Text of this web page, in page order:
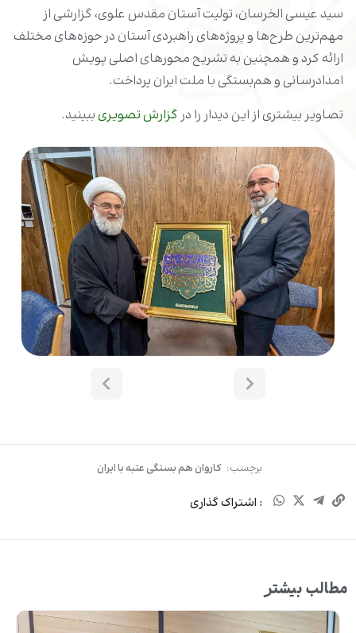
سید عیسی الخرسان، تولیت آستان مقدس علوی، گزارشی از
مهم‌ترین طرح‌ها و پروژه‌های راهبردی آستان در حوزه‌های مختلف
ارائه کرد و همچنین به تشریح محورهای اصلی پویش
امدادرسانی و هم‌بستگی با ملت ایران پرداخت.
تصاویر بیشتری از این دیدار را درگزارش تصویری ببینید.
برچسب: کاروان هم بستگی عتبه با ایران
: اشتراک گذاری
مطالب بیشتر